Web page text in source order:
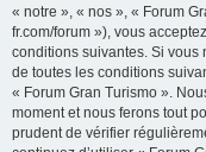
« notre », « nos », « Forum
fr.com/forum »), vous
conditions suivantes. Si vous
de toutes les conditions
« Forum Gran Turismo ».
moment et nous ferons tout
prudent de vérifier